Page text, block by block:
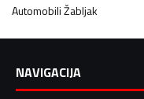
AutomobiliŽabljak
NAVIGACIJA